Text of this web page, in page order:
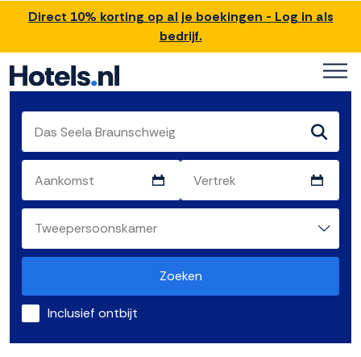
Direct 10% korting op al je boekingen - Log in als
bedrijf.
Zoeken
Inclusief ontbijt